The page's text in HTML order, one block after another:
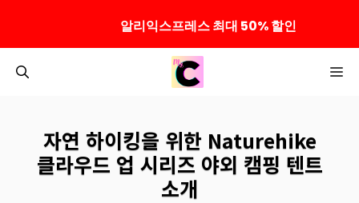
자연 하이킹을 위한 Naturehike
클라우드 업 시리즈 야외 캠핑 텐트
소개
알리익스프레스 최대 50% 할인